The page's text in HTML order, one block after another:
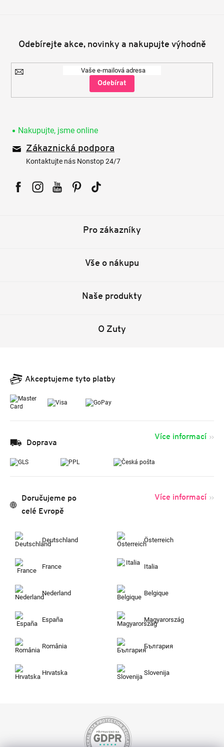
Odebírejte akce, novinky a nakupujte výhodně
se
Nakupujte, jsme online
Zákaznická podpora
Kontaktujte nás Nonstop 24/7
Pro zákazníky
Vše o nákupu
Naše produkty
O Zuty
Akceptujeme tyto platby
Doprava
Více informací
Doručujeme po
celé Evropě
Více informací
Deutschland Österreich
France Italia
Nederland Belgique
España Magyarország
România България
Hrvatska Slovenija